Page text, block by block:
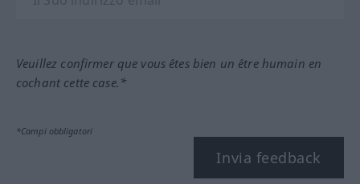
Veuillez confirmer que vous êtes bien un être humain en
cochant cette case.*
*Campi obbligatori
Invia feedback